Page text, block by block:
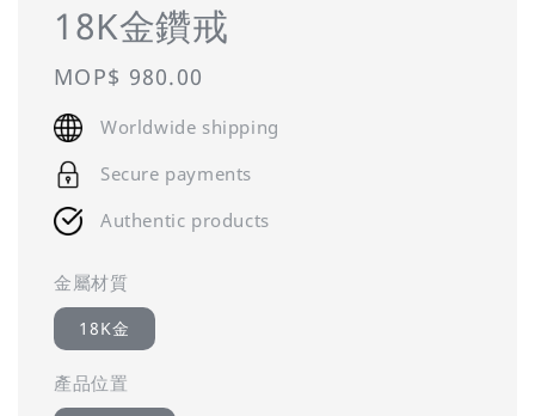
18K金鑽戒
Regular
price
MOP$ 980.00
Worldwide shipping
Secure payments
Authentic products
金屬材質
18K金
產品位置